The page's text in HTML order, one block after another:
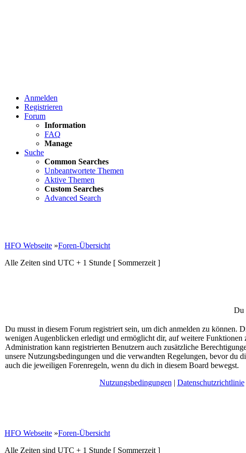
Anmelden
Registrieren
Forum
Information
FAQ
Manage
Suche
Common Searches
Unbeantwortete Themen
Aktive Themen
Custom Searches
Advanced Search
HFO Webseite »Foren-Übersicht
Alle Zeiten sind UTC + 1 Stunde [ Sommerzeit ]
Du
Du musst in diesem Forum registriert sein, um dich anmelden zu können.
wenigen Augenblicken erledigt und ermöglicht dir, auf weitere Funktionen
Administration kann registrierten Benutzern auch zusätzliche
unsere Nutzungsbedingungen und die verwandten Regelungen, bevor du
auch die jeweiligen Forenregeln, wenn du dich in diesem Board bewegst.
Nutzungsbedingungen | Datenschutzrichtlinie
HFO Webseite »Foren-Übersicht
Alle Zeiten sind UTC + 1 Stunde [ Sommerzeit ]